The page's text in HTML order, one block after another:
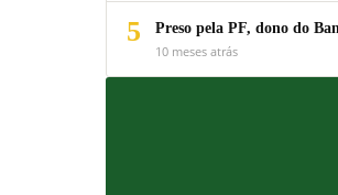
5
Preso pela PF, dono do
10 meses atrás